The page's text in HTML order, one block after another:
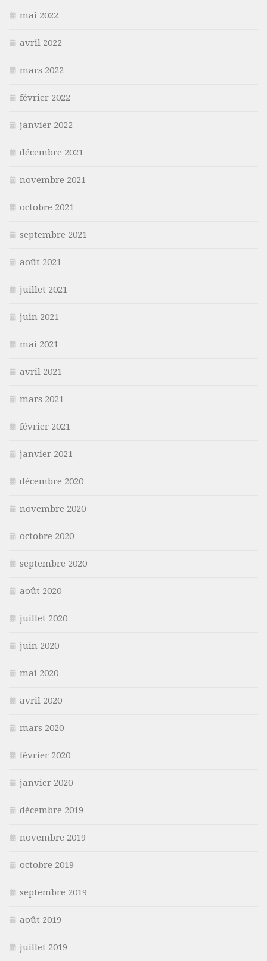
mai 2022
avril 2022
mars 2022
février 2022
janvier 2022
décembre 2021
novembre 2021
octobre 2021
septembre 2021
août 2021
juillet 2021
juin 2021
mai 2021
avril 2021
mars 2021
février 2021
janvier 2021
décembre 2020
novembre 2020
octobre 2020
septembre 2020
août 2020
juillet 2020
juin 2020
mai 2020
avril 2020
mars 2020
février 2020
janvier 2020
décembre 2019
novembre 2019
octobre 2019
septembre 2019
août 2019
juillet 2019